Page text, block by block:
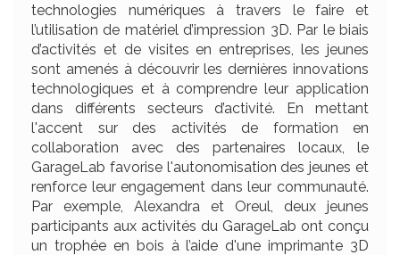
technologies numériques à travers le faire et
l’utilisation de matériel d’impression 3D. Par le biais
d’activités et de visites en entreprises, les jeunes
sont amenés à découvrir les dernières innovations
technologiques et à comprendre leur application
dans différents secteurs d’activité. En mettant
l'accent sur des activités de formation en
collaboration avec des partenaires locaux, le
GarageLab favorise l'autonomisation des jeunes et
renforce leur engagement dans leur communauté.
Par exemple, Alexandra et Oreul, deux jeunes
participants aux activités du GarageLab ont conçu
un trophée en bois à l’aide d'une imprimante 3D